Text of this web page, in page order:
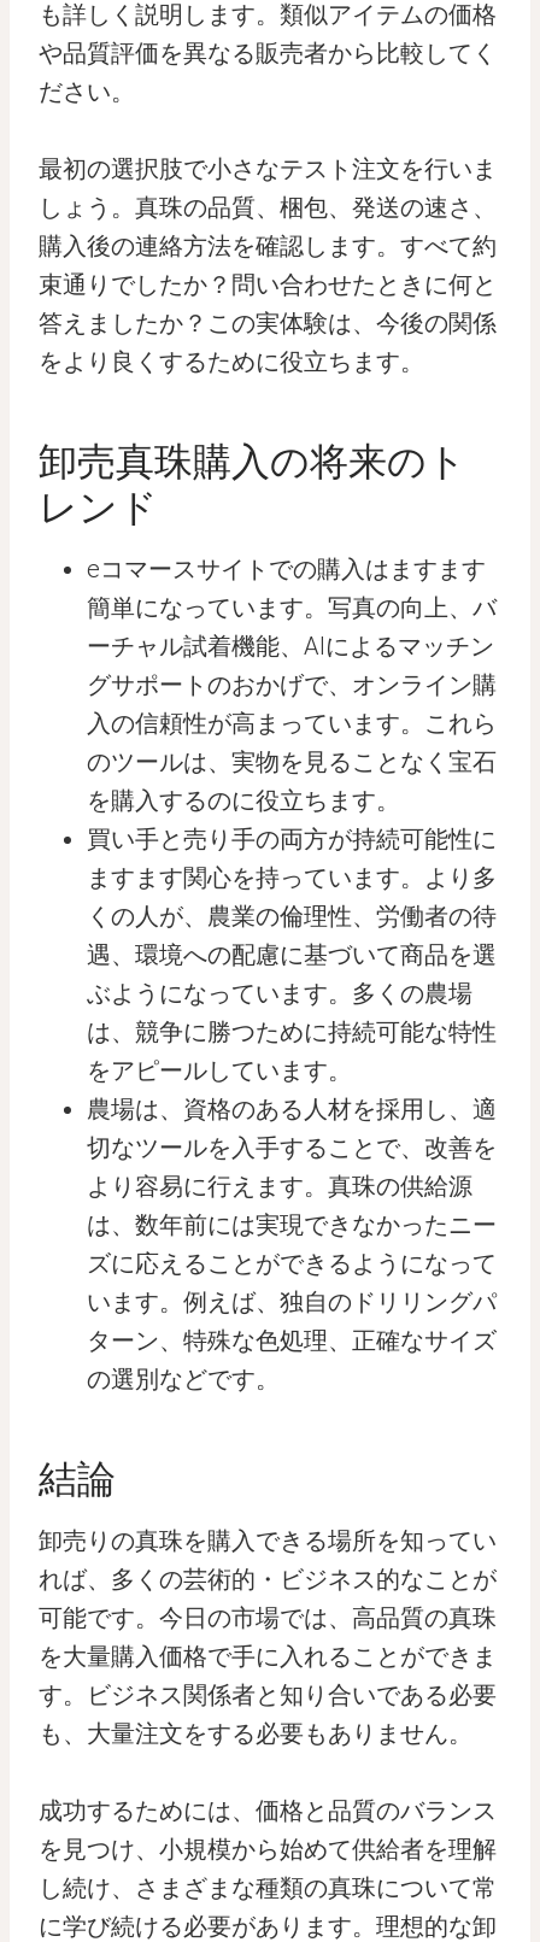
も詳しく説明します。類似アイテムの価格
や品質評価を異なる販売者から比較してく
ださい。
最初の選択肢で小さなテスト注文を行いま
しょう。真珠の品質、梱包、発送の速さ、
購入後の連絡方法を確認します。すべて約
束通りでしたか？問い合わせたときに何と
答えましたか？この実体験は、今後の関係
をより良くするために役立ちます。
卸売真珠購入の将来のト
レンド
eコマースサイトでの購入はますます
簡単になっています。写真の向上、バ
ーチャル試着機能、AIによるマッチン
グサポートのおかげで、オンライン購
入の信頼性が高まっています。これら
のツールは、実物を見ることなく宝石
を購入するのに役立ちます。
買い手と売り手の両方が持続可能性に
ますます関心を持っています。より多
くの人が、農業の倫理性、労働者の待
遇、環境への配慮に基づいて商品を選
ぶようになっています。多くの農場
は、競争に勝つために持続可能な特性
をアピールしています。
農場は、資格のある人材を採用し、適
切なツールを入手することで、改善を
より容易に行えます。真珠の供給源
は、数年前には実現できなかったニー
ズに応えることができるようになって
います。例えば、独自のドリリングパ
ターン、特殊な色処理、正確なサイズ
の選別などです。
結論
卸売りの真珠を購入できる場所を知ってい
れば、多くの芸術的・ビジネス的なことが
可能です。今日の市場では、高品質の真珠
を大量購入価格で手に入れることができま
す。ビジネス関係者と知り合いである必要
も、大量注文をする必要もありません。
成功するためには、価格と品質のバランス
を見つけ、小規模から始めて供給者を理解
し続け、さまざまな種類の真珠について常
に学び続ける必要があります。理想的な卸